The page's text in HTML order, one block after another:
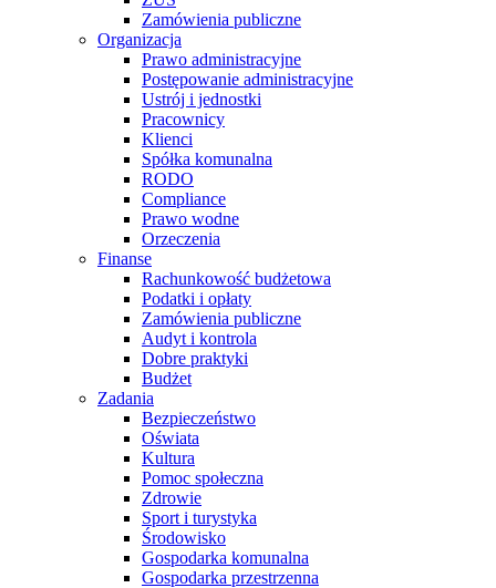
Zamówienia publiczne
Organizacja
Prawo administracyjne
Postępowanie administracyjne
Ustrój i jednostki
Pracownicy
Klienci
Spółka komunalna
RODO
Compliance
Prawo wodne
Orzeczenia
Finanse
Rachunkowość budżetowa
Podatki i opłaty
Zamówienia publiczne
Audyt i kontrola
Dobre praktyki
Budżet
Zadania
Bezpieczeństwo
Oświata
Kultura
Pomoc społeczna
Zdrowie
Sport i turystyka
Środowisko
Gospodarka komunalna
Gospodarka przestrzenna